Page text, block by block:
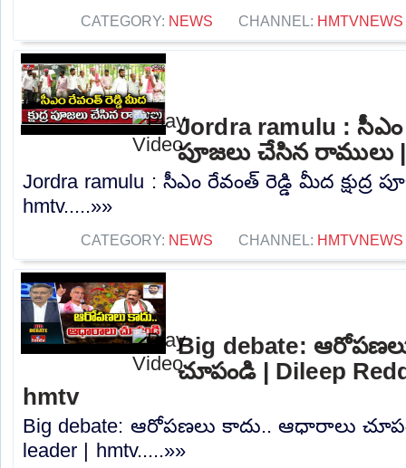
CATEGORY: NEWS CHANNEL: HMTVNEWS
Jordra ramulu : సీఎం
పూజలు చేసిన రాములు
Jordra ramulu : సీఎం రేవంత్ రెడ్డి మీద క్షుద్ర
hmtv.....»»
CATEGORY: NEWS CHANNEL: HMTVNEWS
Big debate:
చూపండి | Dileep
hmtv
Big debate: ఆరోపణలు కాదు.. ఆధారాలు
leader | hmtv.....»»